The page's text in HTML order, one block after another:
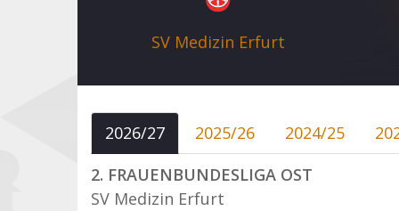
SV Medizin Erfurt
2026/27 2025/26 2024/25
2. FRAUENBUNDESLIGA OST
SV Medizin Erfurt